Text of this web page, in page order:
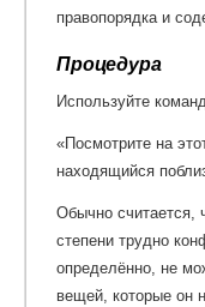
правопорядка и
Процедура
Используйте
«Посмотрите на
находящийся
Обычно считается,
степени трудно
определённо, не
вещей, которые он